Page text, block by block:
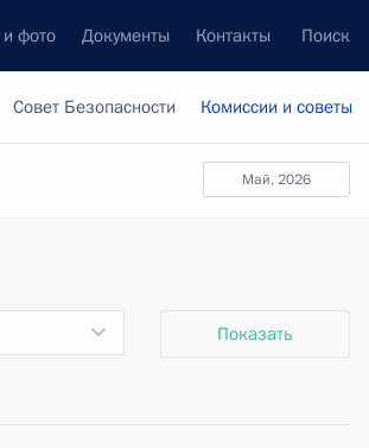
фото Документы Контакты Поиск
Совет Безопасности Комиссии и советы
май, 2026
Показать